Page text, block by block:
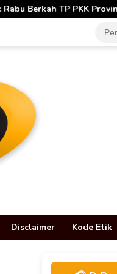
Jambi Perkuat Literasi
Disclaimer Kode Etik